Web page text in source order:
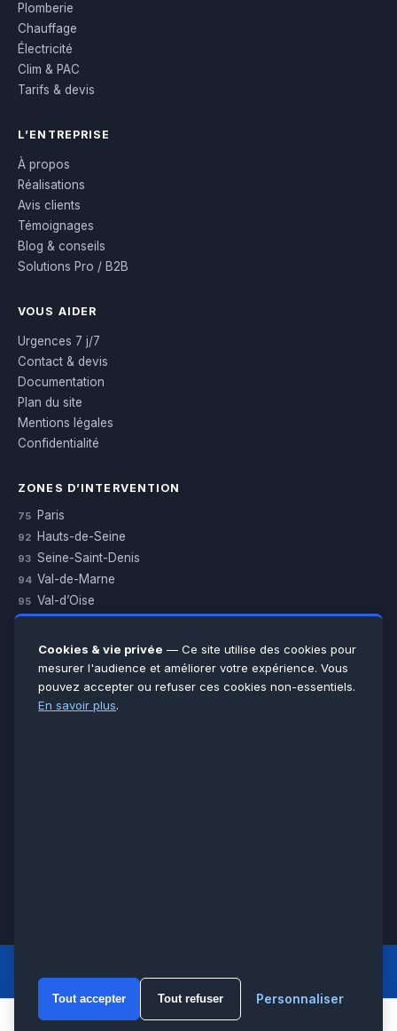
Plomberie
Chauffage
Électricité
Clim & PAC
Tarifs & devis
L’ENTREPRISE
À propos
Réalisations
Avis clients
Témoignages
Blog & conseils
Solutions Pro / B2B
VOUS AIDER
Urgences 7 j/7
Contact & devis
Documentation
Plan du site
Mentions légales
Confidentialité
ZONES D’INTERVENTION
75 Paris
92 Hauts-de-Seine
93 Seine-Saint-Denis
94 Val-de-Marne
95 Val-d’Oise
Essonne
Seine-et-Marne
Voir toutes les villes →
LCM
Cookies & vie privée — Ce site utilise des cookies pour
mesurer l'audience et améliorer votre expérience. Vous
pouvez accepter ou refuser ces cookies non-essentiels.
En savoir plus.
Tout accepter Tout refuser Personnaliser